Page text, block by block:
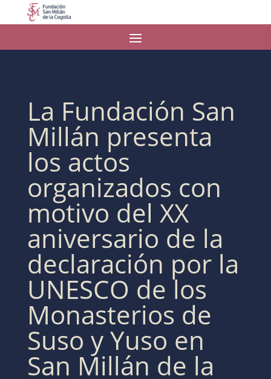
La Fundación San
Millán presenta
los actos
organizados con
motivo del XX
aniversario de la
declaración por la
UNESCO de los
Monasterios de
Suso y Yuso en
San Millán de la